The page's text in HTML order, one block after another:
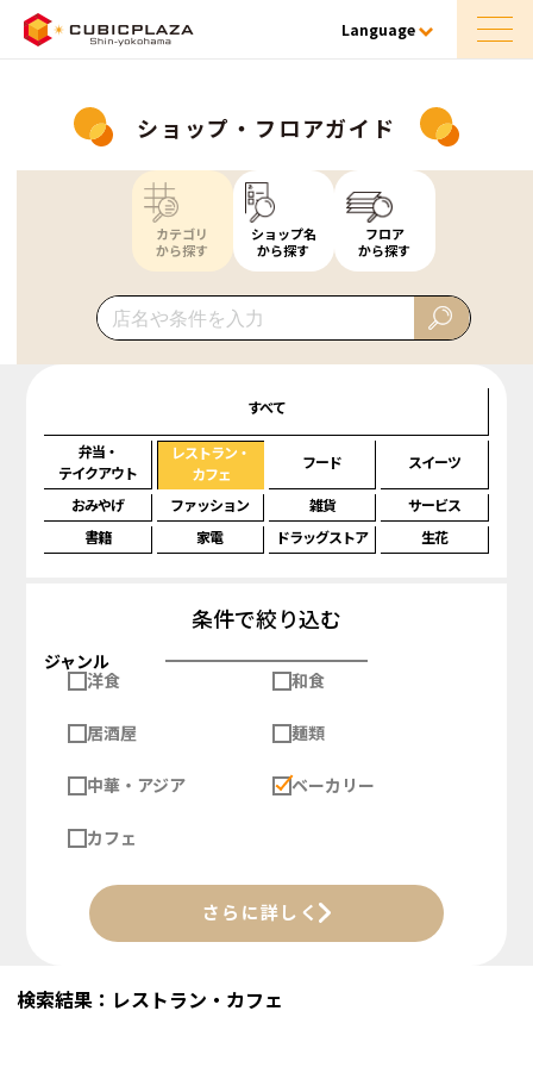
Language
ショップ・フロアガイド
カテゴリ
から探す
ショップ名
から探す
フロア
から探す
すべて
弁当・
テイクアウト
レストラン・
カフェ
フード スイーツ
おみやげ ファッション 雑貨
サービス
書籍
家電 ドラッグストア 生花
条件で絞り込む
ジャンル
洋食
和食
居酒屋 麺類
中華・アジア ベーカリー
カフェ
さらに詳しく
検索結果：レストラン・カフェ